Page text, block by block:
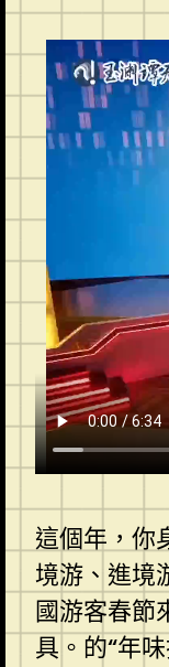
這個年，你
境游、進境
國游客春節
具。的“年